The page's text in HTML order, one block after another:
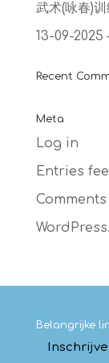
武术(咏春)
13-09-
Recent
Meta
Log in
Entries
Belangrijke